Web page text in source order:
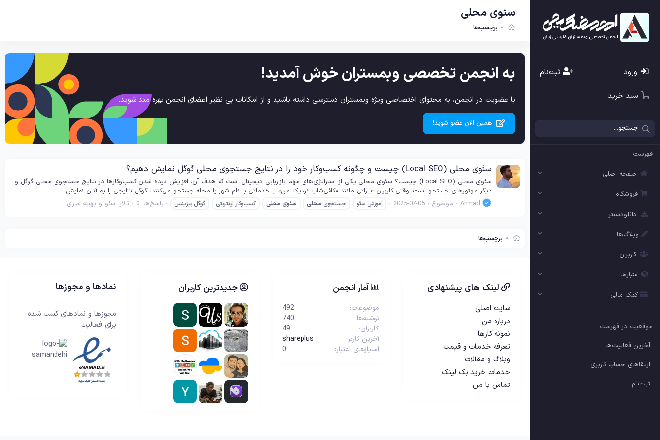
ورود ثبت‌نام
سبد خرید
فهرست
صفحه اصلی
فروشگاه
دانلودسنتر
وبلاگ‌ها
کاربران
اعتبارها
کمک مالی
موقعیت در فهرست
آخرین فعالیت‌ها
ارتقاهای حساب کاربری
ثبت‌نام
سئوی محلی
برچسب‌ها
به انجمن تخصصی وبمستران خوش آمدید!
با عضویت در انجمن، به محتوای اختصاصی ویژه وبمستران دسترسی داشته باشید و از امکانات بی نظیر اعضای انجمن بهره مند شوید.
همین الان عضو شوید!
سئوی محلی (Local SEO) چیست و چگونه کسب‌وکار خود را در نتایج جستجوی محلی گوگل نمایش دهیم؟
سئوی محلی (Local SEO) چیست؟ سئوی محلی یکی از استراتژی‌های مهم بازاریابی دیجیتال است که هدف آن، افزایش دیده شدن کسب‌وکارها در نتایج جستجوی محلی گوگل و
دیگر موتورهای جستجو است. وقتی کاربران عباراتی مانند «کافی‌شاپ نزدیک من» یا خدماتی با نام شهر یا محله جستجو می‌کنند، گوگل نتایجی را به آنان نمایش...
Ahmad
موضوع 2025-07-05 آموزش سئو جستجوی محلی سئوی محلی کسب‌وکار اینترنتی گوگل بیزینس پاسخ‌ها: 0 تالار: سئو و بهینه سازی
برچسب‌ها
لینک های پیشنهادی
سایت اصلی
درباره من
نمونه کارها
تعرفه خدمات و قیمت
وبلاگ و مقالات
خدمات خرید بک لینک
تماس با من
آمار انجمن
موضوعات
492
نوشته‌ها
740
کاربران
49
آخرین کاربر
shareplus
امتیازهای اعتبار
0
جدیدترین کاربران نمادها و مجوزها
مجوزها و نمادهای کسب شده
برای فعالیت